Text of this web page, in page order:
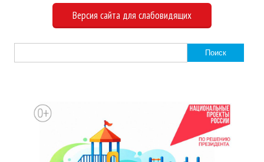
Версия сайта для слабовидящих